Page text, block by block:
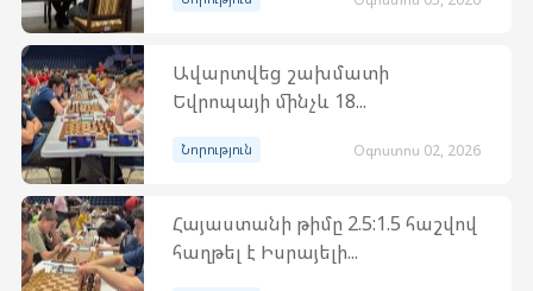
Ավարտվեց շախմատի
Եվրոպայի մինչև 18...
Նորություն Օգոստոս 02, 2026
Հայաստանի թիմը 2.5:1.5 հաշվով
հաղթել է Իսրայելի...